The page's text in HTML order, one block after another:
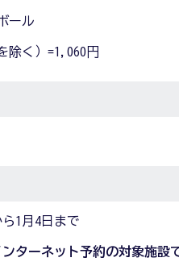
ール
除く）=1,060円
1月4日まで
ターネット予約の対象施設